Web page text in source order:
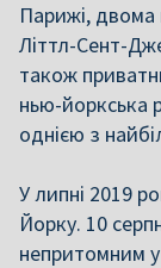
Парижі,
Літтл-Сент-
також
нью-йоркська
однією з
У липні 2019
Йорку. 10
непритомним